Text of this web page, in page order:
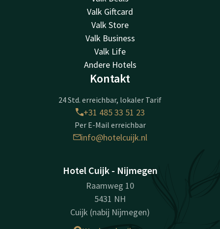
Valk Giftcard
Valk Store
Valk Business
Valk Life
Andere Hotels
Kontakt
24 Std. erreichbar, lokaler Tarif
+31 485 33 51 23
Per E-Mail erreichbar
info@hotelcuijk.nl
Hotel Cuijk - Nijmegen
Raamweg 10
5431 NH
Cuijk (nabij Nijmegen)